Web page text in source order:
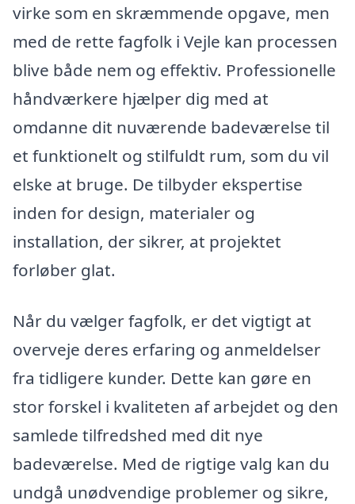
virke som en skræmmende opgave, men
med de rette fagfolk i Vejle kan processen
blive både nem og effektiv. Professionelle
håndværkere hjælper dig med at
omdanne dit nuværende badeværelse til
et funktionelt og stilfuldt rum, som du vil
elske at bruge. De tilbyder ekspertise
inden for design, materialer og
installation, der sikrer, at projektet
forløber glat.
Når du vælger fagfolk, er det vigtigt at
overveje deres erfaring og anmeldelser
fra tidligere kunder. Dette kan gøre en
stor forskel i kvaliteten af arbejdet og den
samlede tilfredshed med dit nye
badeværelse. Med de rigtige valg kan du
undgå unødvendige problemer og sikre,